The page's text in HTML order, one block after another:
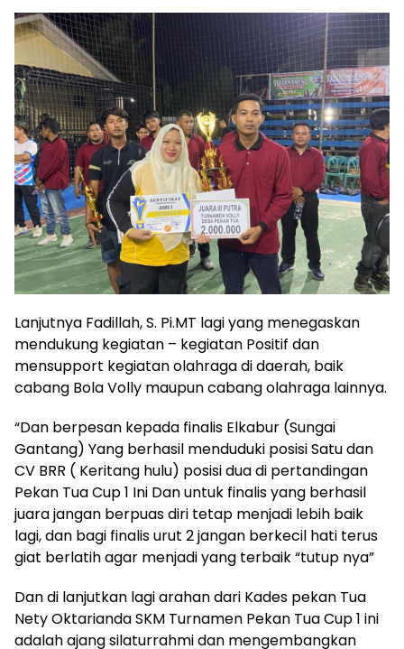
Lanjutnya Fadillah, S. Pi.MT lagi yang menegaskan
mendukung kegiatan – kegiatan Positif dan
mensupport kegiatan olahraga di daerah, baik
cabang Bola Volly maupun cabang olahraga lainnya.
“Dan berpesan kepada finalis Elkabur (Sungai
Gantang) Yang berhasil menduduki posisi Satu dan
CV BRR ( Keritang hulu) posisi dua di pertandingan
Pekan Tua Cup 1 Ini Dan untuk finalis yang berhasil
juara jangan berpuas diri tetap menjadi lebih baik
lagi, dan bagi finalis urut 2 jangan berkecil hati terus
giat berlatih agar menjadi yang terbaik “tutup nya”
Dan di lanjutkan lagi arahan dari Kades pekan Tua
Nety Oktarianda SKM Turnamen Pekan Tua Cup 1 ini
adalah ajang silaturrahmi dan mengembangkan